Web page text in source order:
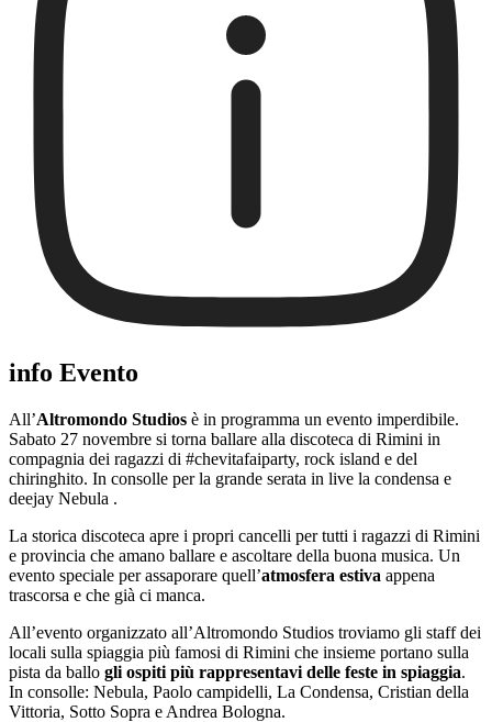
info Evento
All’Altromondo Studios è in programma un evento imperdibile.
Sabato 27 novembre si torna ballare alla discoteca di Rimini in
compagnia dei ragazzi di #chevitafaiparty, rock island e del
chiringhito. In consolle per la grande serata in live la condensa e
deejay Nebula .
La storica discoteca apre i propri cancelli per tutti i ragazzi di Rimini
e provincia che amano ballare e ascoltare della buona musica. Un
evento speciale per assaporare quell’atmosfera estiva appena
trascorsa e che già ci manca.
All’evento organizzato all’Altromondo Studios troviamo gli staff dei
locali sulla spiaggia più famosi di Rimini che insieme portano sulla
pista da ballo gli ospiti più rappresentavi delle feste in spiaggia.
In consolle: Nebula, Paolo campidelli, La Condensa, Cristian della
Vittoria, Sotto Sopra e Andrea Bologna.